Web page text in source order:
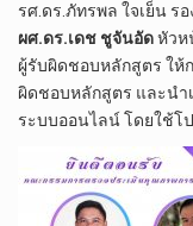
รศ.ดร.ภัทร​พล​ ใจเย็น​
ผศ.ดร.เดช​ ชู​จัน​อัด หัว
ผู้รับผิดชอบหลักสูตร ให้
ผิดชอบหลักสูตร และนำ
ระบบออนไลน์ โดยใช้โ